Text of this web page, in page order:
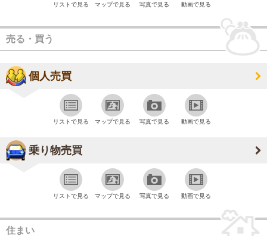
リストで見る マップで見る 写真で見る 動画で見る
売る・買う
個人売買
リストで見る マップで見る 写真で見る 動画で見る
乗り物売買
リストで見る マップで見る 写真で見る 動画で見る
住まい